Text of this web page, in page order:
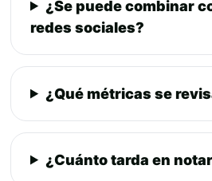
¿Se puede combinar
redes sociales?
¿Qué métricas se
¿Cuánto tarda en